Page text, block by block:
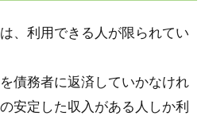
、利用できる人が限られてい
債務者に返済していかなけれ
安定した収入がある人しか利